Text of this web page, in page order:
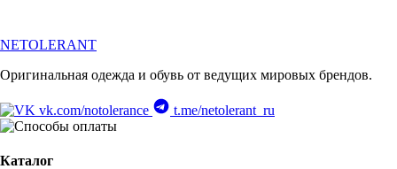
NETOLERANT
Оригинальная одежда и обувь от ведущих мировых брендов.
vk.com/notolerance t.me/netolerant_ru
Каталог